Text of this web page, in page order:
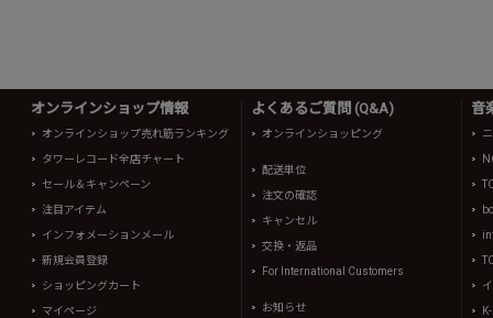
オンラインショップ情報
オンラインショップ売れ筋ランキング
タワーレコード全店チャート
セール＆キャンペーン
注目アイテム
インフォメーションメール
新規会員登録
ショッピングカート
マイページ
よくあるご質問 (Q&A)
オンラインショッピング
配送単位
注文の確認
キャンセル
交換・返品
For International Customers
お知らせ
音